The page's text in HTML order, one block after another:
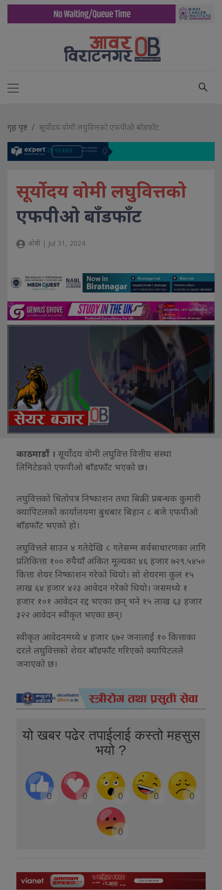
गृह पृष्ट सूर्योदय वोमी लघुवित्तको एफपीओ बाँडफाँट
सूर्योदय वोमी लघुवित्तको
एफपीओ बाँडफाँट
ओबी | Jul 31, 2024
काठमाडौं । सूर्योदय वोमी लघुवित्त वित्तीय संस्था
लिमिटेडको एफपीओ बाँडफाँट भएको छ।
लघुवित्तको धितोपत्र निष्काशन तथा बिक्री प्रबन्धक कुमारी
क्यापिटलको कार्यालयमा बुधबार बिहान ८ बजे एफपीओ
बाँडफाँट भएको हो।
लघुवित्तले साउन ४ गतेदेखि ८ गतेसम्म सर्वसाधारणका लागि
प्रतिकित्ता १०० रुपैयाँ अंकित मूल्यका ४६ हजार ७२९.५४५०
कित्ता शेयर निष्काशन गरेको थियो। सो शेयरमा कुल १५
लाख ६४ हजार ४२३ आवेदन गरेको थियो। जसमध्ये १
हजार १०१ आवेदन रद्द भएका छन् भने १५ लाख ६३ हजार
३२२ आवेदन स्वीकृत भएका छन्।
स्वीकृत आवेदनमध्ये ४ हजार ६७२ जनालाई १० कित्ताका
दरले लघुवित्तको शेयर बाँडफाँट गरिएको क्यापिटलले
जनाएको छ।
यो खबर पढेर तपाईलाई कस्तो महसुस
भयो ?
0 0 0 0 0
0